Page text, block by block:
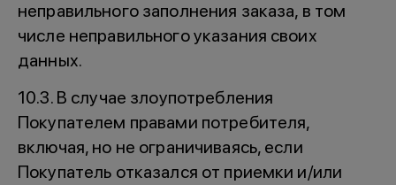
неправильного заполнения заказа, в том
числе неправильного указания своих
данных.
10.3. В случае злоупотребления
Покупателем правами потребителя,
включая, но не ограничиваясь, если
Покупатель отказался от приемки и/или